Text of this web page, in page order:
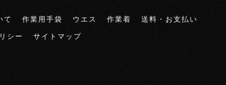
て 作業用手袋 ウエス 作業着 送料・お支払い
シー サイトマップ